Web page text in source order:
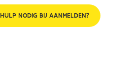
HULP NODIG BIJ AANMELDEN?